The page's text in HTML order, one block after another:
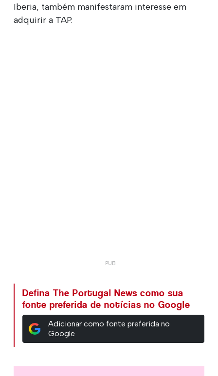
Iberia, também manifestaram interesse em
adquirir a TAP.
Defina The Portugal News como sua
fonte preferida de notícias no Google
Adicionar como fonte preferida no
Google